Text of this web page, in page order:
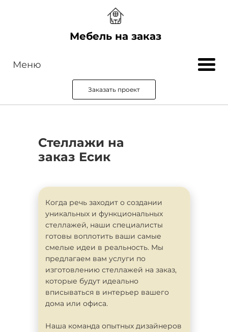
Мебель на заказ
Меню
Заказать проект
Стеллажи на
заказ Есик
Когда речь заходит о создании
уникальных и функциональных
стеллажей, наши специалисты
готовы воплотить ваши самые
смелые идеи в реальность. Мы
предлагаем вам услуги по
изготовлению стеллажей на заказ,
которые будут идеально
вписываться в интерьер вашего
дома или офиса.
Наша команда опытных дизайнеров